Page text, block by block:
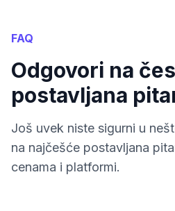
FAQ
Odgovori na
postavljana
Još uvek niste sigurni u
na najčešće postavljana
cenama i platformi.